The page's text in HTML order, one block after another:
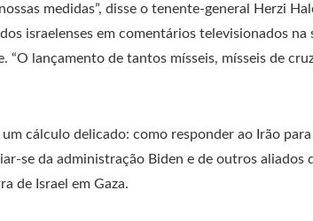
medidas”, disse o tenente-general Herzi
israelenses em comentários televisionados
“O lançamento de tantos mísseis, mísseis de
cálculo delicado: como responder ao Irão
se da administração Biden e de outros aliados
de Israel em Gaza.